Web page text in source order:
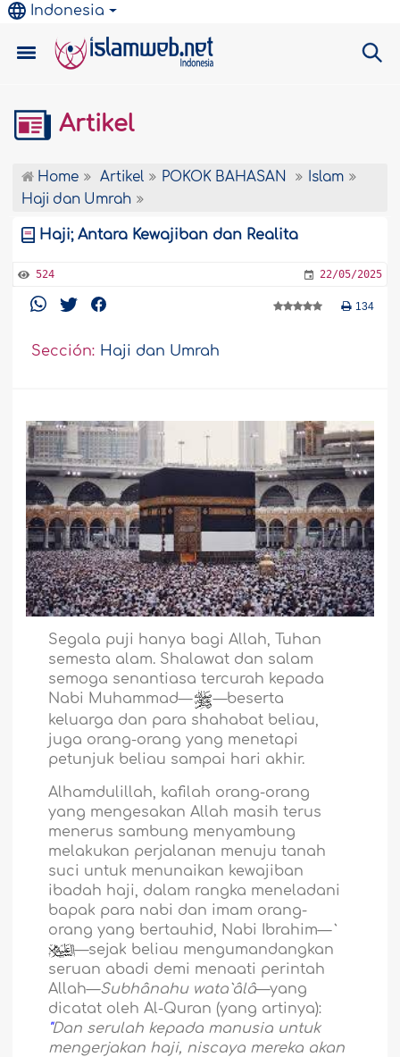
Indonesia
Artikel
Home Artikel POKOK BAHASAN
Islam
Haji dan Umrah
Haji; Antara Kewajiban dan Realita
524 22/05/2025
134
Sección: Haji dan Umrah
Segala puji hanya bagi Allah, Tuhan
semesta alam. Shalawat dan salam
semoga senantiasa tercurah kepada
Nabi Muhammad—
—beserta
keluarga dan para shahabat beliau,
juga orang-orang yang menetapi
petunjuk beliau sampai hari akhir.
Alhamdulillah, kafilah orang-orang
yang mengesakan Allah masih terus
menerus sambung menyambung
melakukan perjalanan menuju tanah
suci untuk menunaikan kewajiban
ibadah haji, dalam rangka meneladani
bapak para nabi dan imam orang-
orang yang bertauhid, Nabi Ibrahim—`
—sejak beliau mengumandangkan
seruan abadi demi menaati perintah
Allah—Subhânahu wata`âlâ—yang
dicatat oleh Al-Quran (yang artinya):
"Dan serulah kepada manusia untuk
mengerjakan haji, niscaya mereka akan